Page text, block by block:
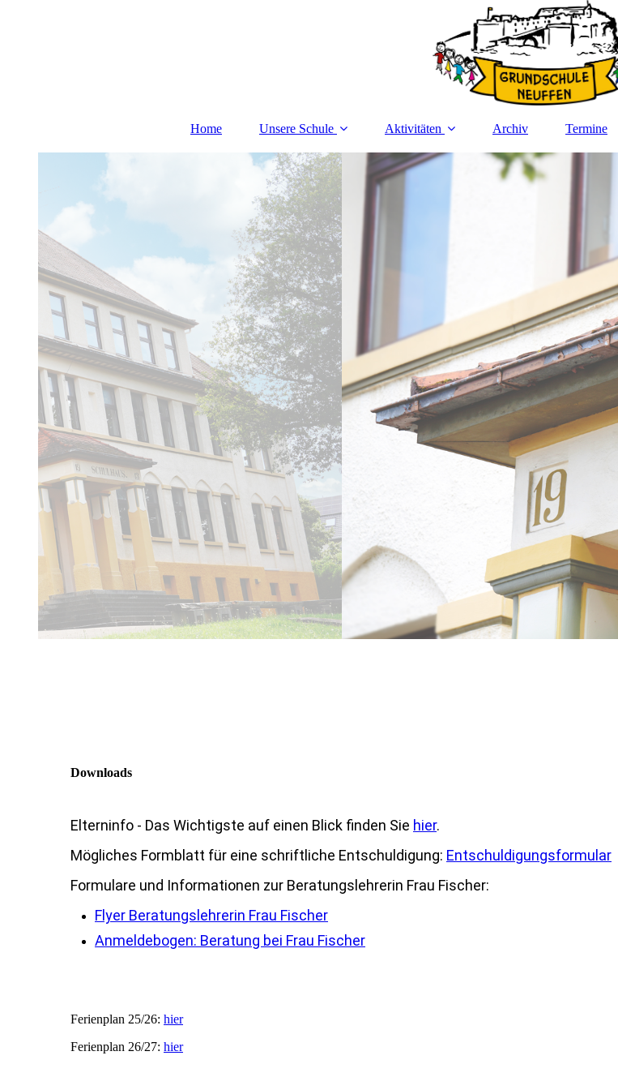
Home Unsere Schule Aktivitäten Archiv Termine
Downloads
Elterninfo - Das Wichtigste auf einen Blick finden Sie hier.
Mögliches Formblatt für eine schriftliche Entschuldigung: Entschuldigungsformular
Formulare und Informationen zur Beratungslehrerin Frau Fischer:
Flyer Beratungslehrerin Frau Fischer
Anmeldebogen: Beratung bei Frau Fischer
Ferienplan 25/26: hier
Ferienplan 26/27: hier